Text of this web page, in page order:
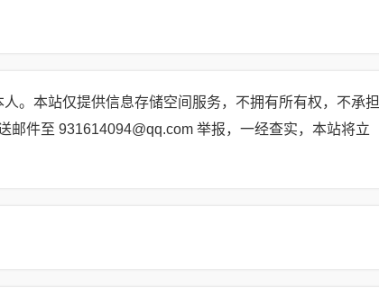
。本站仅提供信息存储空间服务，不拥有所有权，不承担
邮件至 931614094@qq.com 举报，一经查实，本站将立